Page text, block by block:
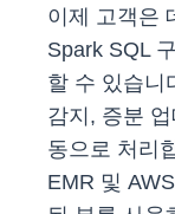
이제 고객은
Spark SQL
할 수 있습니
감지, 증분
동으로 처리
EMR 및